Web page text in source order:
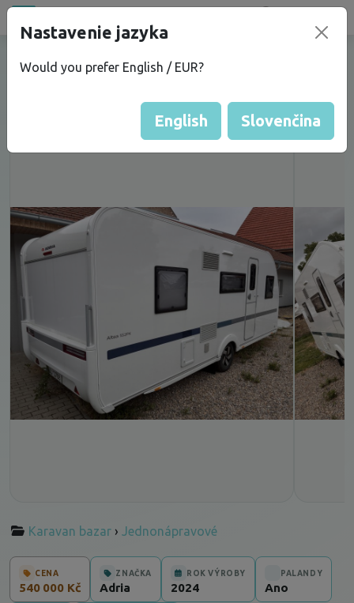
Prodám karavan Adria Altea 552
Karavan bazar › Jednonápravové
CENA
540 000 Kč
ZNAČKA
Adria
ROK VÝROBY
2024
PALANDY
Ano
Nastavenie jazyka
Would you prefer English / EUR?
English Slovenčina